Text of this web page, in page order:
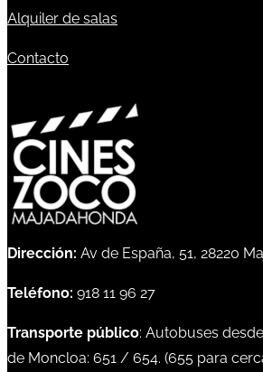
Alquiler de salas
Contacto
Dirección: Av de España, 51, 28220
Teléfono: 918 11 96 27
Transporte público: Autobuses
de Moncloa: 651 / 654. (655 para